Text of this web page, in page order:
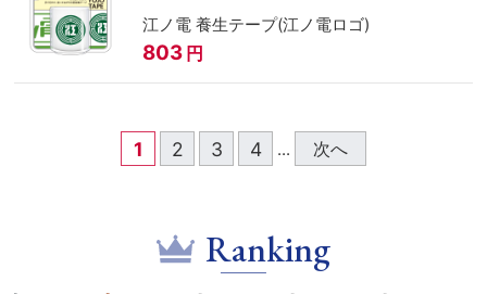
江ノ電 養生テープ(江ノ電ロゴ)
803 円
1 2 3 4 ... 次へ
Ranking